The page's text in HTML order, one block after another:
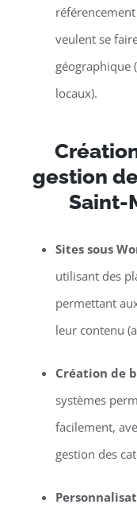
veulent se
géographique
locaux).
gestion
Saint-
Sites sous
utilisant des
permettant
leur contenu
Création de
systèmes
facilement,
gestion des